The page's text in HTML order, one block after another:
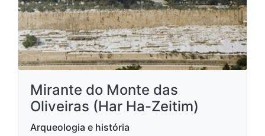
Mirante do Monte das
Oliveiras (Har Ha-Zeitim)
Arqueologia e história